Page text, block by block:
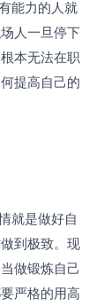
人一旦停下
本无法在职
提高自己的
到极致。现
做锻炼自己
严格的用高